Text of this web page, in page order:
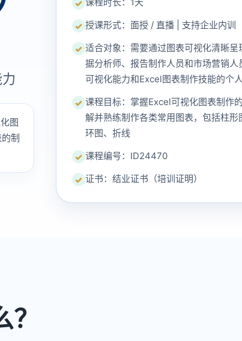
图
制
✓
✓ 授课形式：面授 / 直播 | 支持企业内训
✓ 适合对象：需要通过图表可视化清晰
据分析师、报告制作人员和市场营销
可视化能力和Excel图表制作技能的个人
✓ 课程目标：掌握Excel可视化图表制作
解并熟练制作各类常用图表，包括柱形
环图、折线
✓ 课程编号：ID24470
✓ 证书：结业证书（培训证明）